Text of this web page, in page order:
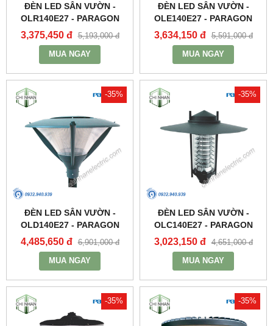
ĐÈN LED SÂN VƯỜN -
OLR140E27 - PARAGON
3,375,450 đ 5,193,000 đ
MUA NGAY
ĐÈN LED SÂN VƯỜN -
OLE140E27 - PARAGON
3,634,150 đ 5,591,000 đ
MUA NGAY
-35%
ĐÈN LED SÂN VƯỜN -
OLD140E27 - PARAGON
4,485,650 đ 6,901,000 đ
MUA NGAY
-35%
ĐÈN LED SÂN VƯỜN -
OLC140E27 - PARAGON
3,023,150 đ 4,651,000 đ
MUA NGAY
-35% -35%